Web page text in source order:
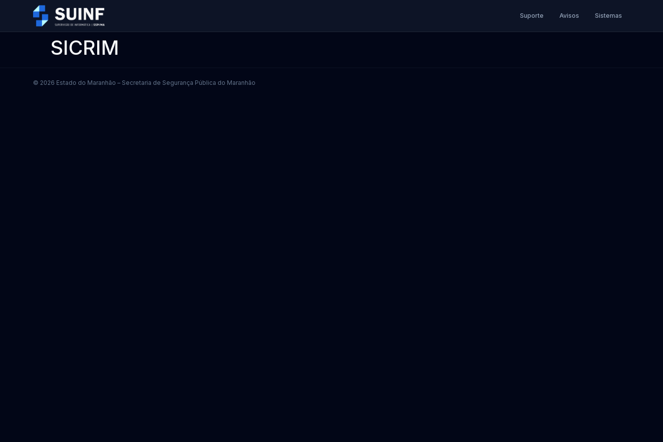
Suporte Avisos Sistemas
SICRIM
© 2026 Estado do Maranhão – Secretaria de Segurança Pública do Maranhão